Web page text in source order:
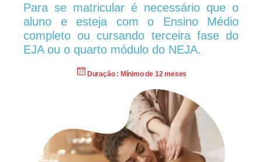
Para se matricular é necessário que o
aluno e esteja com o Ensino Médio
completo ou cursando terceira fase do
EJA ou o quarto módulo do NEJA.
Duração : Mínimo de 12 meses